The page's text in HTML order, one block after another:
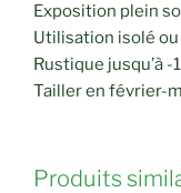
Exposition plein
Utilisation isolé
Rustique jusqu’à -
Tailler en février-
Produits